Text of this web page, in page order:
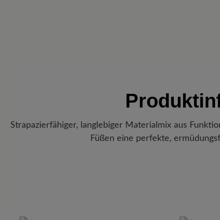
Strapazierfähiger, langlebiger Materialmix aus
Füßen eine perfekte,